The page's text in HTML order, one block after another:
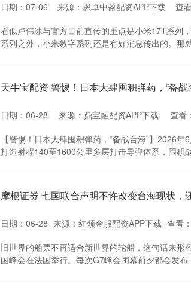
日期：07-06 来源：恩卓中盈配资APP下载 查
看似卢伟冰与官方目前宣传的重点是小米17T系列
系列之外，小米数字系列还是有好消息传出的。那
天牛宝配资 警惕！日本大肆囤积弹药，“备战
日期：06-28 来源：鼎宝融配资APP下载 查看：
【警惕！日本大肆囤积弹药，“备战台海”】2026
打造射程140至1600公里多层打击导弹体系，囤积
摩根证券 七国联合声明不许改变台海现状，
日期：06-28 来源：红领金服配资APP下载 查看：
旧世界的船票不再适合新世界的轮船，这句话来
国峰会在法国举行。每次G7峰会闭幕前夕都会发